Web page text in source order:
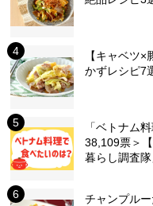
【キャベツ
かずレシピ7
「ベトナム
38,109票＞
暮らし調査隊
チャンプル